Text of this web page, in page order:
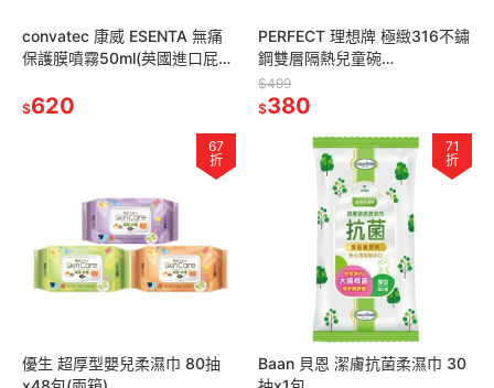
convatec 康威 ESENTA 無痛
保護膜噴霧50ml(英國進口屁屁
$620
PERFECT 理想牌 極緻316不鏽
鋼雙層隔熱兒童碗
11cm(300cc) 附蓋+小湯匙(可
刻字 客製化)
$499
$380
67
折
優生 超厚型嬰兒柔濕巾 80抽
71
折
Baan 貝恩 潔膚抗菌柔濕巾 30